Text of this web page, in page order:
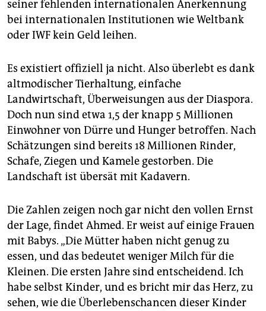
seiner fehlenden internationalen Anerkennung
bei internationalen Institutionen wie Weltbank
oder IWF kein Geld leihen.
Es existiert offiziell ja nicht. Also überlebt es dank
altmodischer Tierhaltung, einfache
Landwirtschaft, Überweisungen aus der Diaspora.
Doch nun sind etwa 1,5 der knapp 5 Millionen
Einwohner von Dürre und Hunger betroffen. Nach
Schätzungen sind bereits 18 Millionen Rinder,
Schafe, Ziegen und Kamele gestorben. Die
Landschaft ist übersät mit Kadavern.
Die Zahlen zeigen noch gar nicht den vollen Ernst
der Lage, findet Ahmed. Er weist auf einige Frauen
mit Babys. „Die Mütter haben nicht genug zu
essen, und das bedeutet weniger Milch für die
Kleinen. Die ersten Jahre sind entscheidend. Ich
habe selbst Kinder, und es bricht mir das Herz, zu
sehen, wie die Überlebenschancen dieser Kinder